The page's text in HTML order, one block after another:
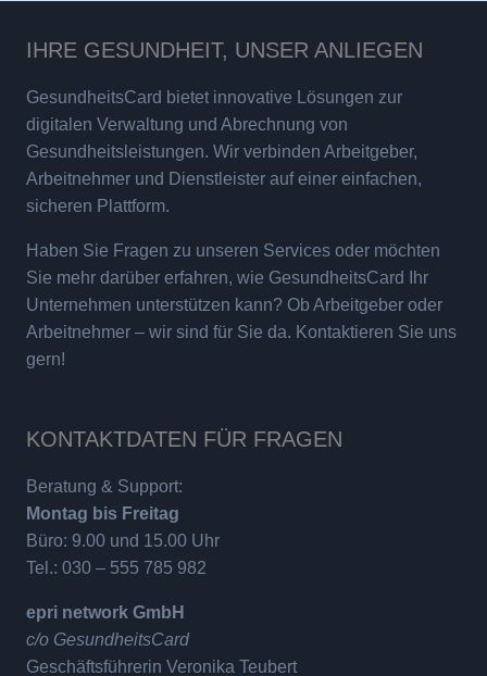
IHRE GESUNDHEIT, UNSER ANLIEGEN
GesundheitsCard bietet innovative Lösungen zur
digitalen Verwaltung und Abrechnung von
Gesundheitsleistungen. Wir verbinden Arbeitgeber,
Arbeitnehmer und Dienstleister auf einer einfachen,
sicheren Plattform.
Haben Sie Fragen zu unseren Services oder möchten
Sie mehr darüber erfahren, wie GesundheitsCard Ihr
Unternehmen unterstützen kann? Ob Arbeitgeber oder
Arbeitnehmer – wir sind für Sie da. Kontaktieren Sie uns
gern!
KONTAKTDATEN FÜR FRAGEN
Beratung & Support:
Montag bis Freitag
Büro: 9.00 und 15.00 Uhr
Tel.: 030 – 555 785 982
epri network GmbH
c/o GesundheitsCard
Geschäftsführerin Veronika Teubert